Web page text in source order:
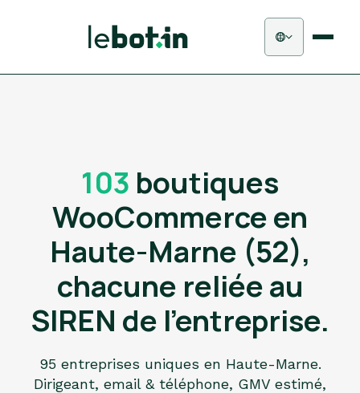
103 boutiques
WooCommerce en
Haute-Marne (52),
chacune reliée au
SIREN de l'entreprise.
95 entreprises uniques en Haute-Marne.
Dirigeant, email & téléphone, GMV estimé,